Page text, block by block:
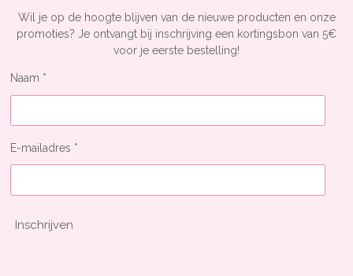
Wil je op de hoogte blijven van de nieuwe producten en onze
promoties? Je ontvangt bij inschrijving een kortingsbon van 5€
voor je eerste bestelling!
Naam *
E-mailadres *
Inschrijven